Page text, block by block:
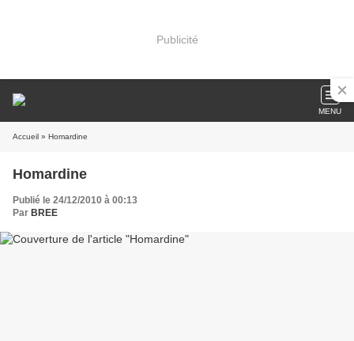
Publicité
MENU
Accueil » Homardine
Homardine
Publié le 24/12/2010 à 00:13
Par BREE